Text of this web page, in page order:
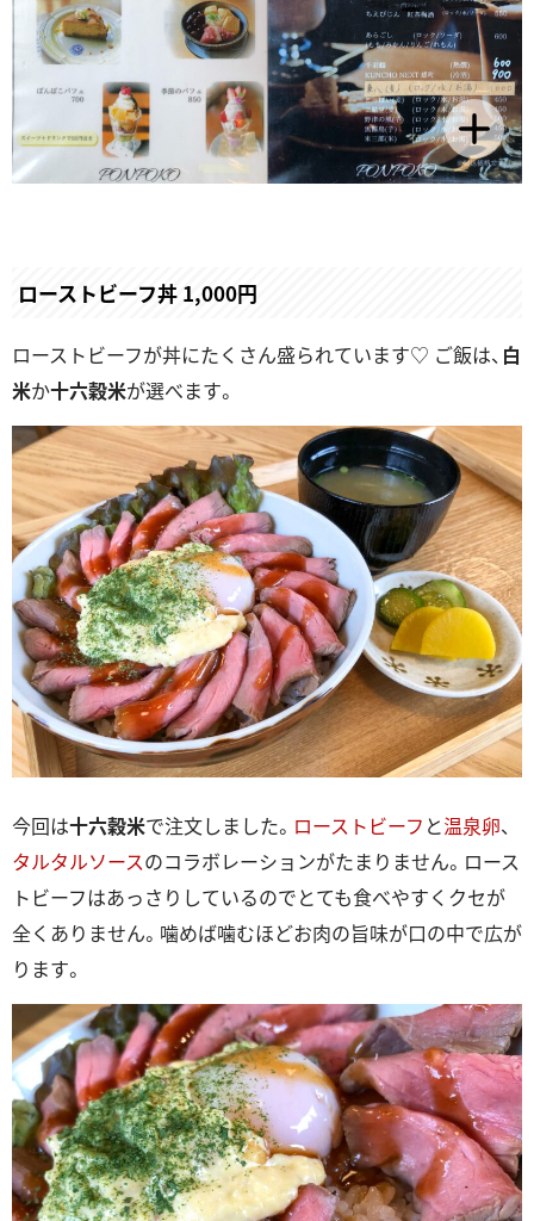
ローストビーフ丼 1,000円
ローストビーフが丼にたくさん盛られています♡ ご飯は、 白
米か十六穀米が選べます。
今回は十六穀米で注文しました。 ローストビーフ と温泉卵、
タルタルソースのコラボレーションがたまりません。ロース
トビーフはあっさりしているのでとても食べやすくクセが
全くありません。噛めば噛むほどお肉の旨味が口の中で広が
ります。